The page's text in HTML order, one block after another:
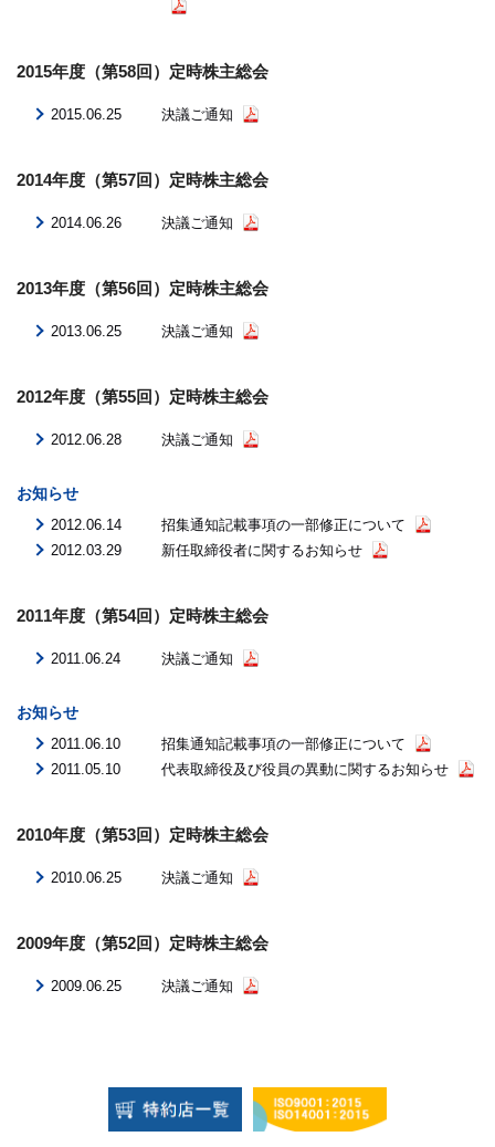
2015年度（第58回）定時株主総会
2015.06.25 決議ご通知
2014年度（第57回）定時株主総会
2014.06.26 決議ご通知
2013年度（第56回）定時株主総会
2013.06.25 決議ご通知
2012年度（第55回）定時株主総会
2012.06.28 決議ご通知
お知らせ
2012.06.14
招集通知記載事項の一部修正について
2012.03.29
新任取締役者に関するお知らせ
2011年度（第54回）定時株主総会
2011.06.24 決議ご通知
お知らせ
2011.06.10
招集通知記載事項の一部修正について
2011.05.10
代表取締役及び役員の異動に関するお知らせ
2010年度（第53回）定時株主総会
2010.06.25 決議ご通知
2009年度（第52回）定時株主総会
2009.06.25 決議ご通知